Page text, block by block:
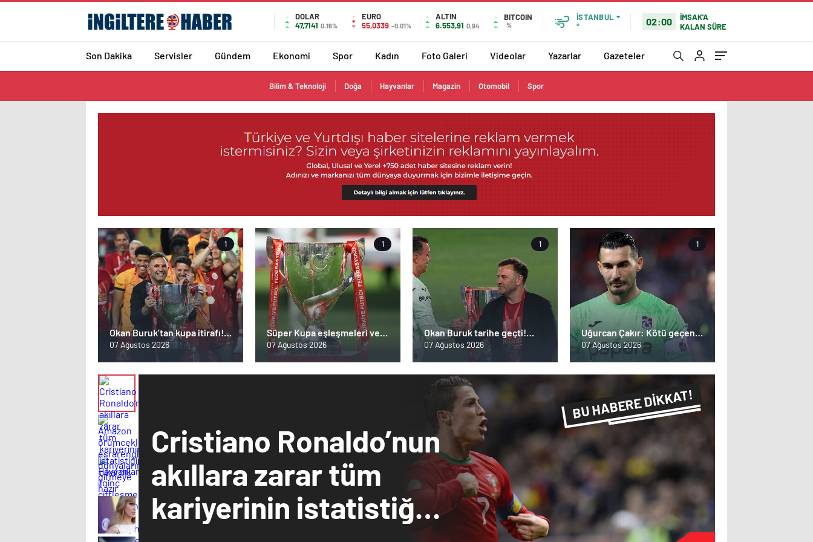
DOLAR
47,7141 0.16%
EURO
55,0339 -0.01%
ALTIN
6.553,91 0,94
BITCOIN
%
İSTANBUL
°
02:00
İMSAK'A
KALAN SÜRE
Son Dakika Servisler Gündem Ekonomi Spor Kadın Foto Galeri Videolar Yazarlar Gazeteler
Bilim & Teknoloji Doğa Hayvanlar Magazin Otomobil Spor
1
Okan Buruk’tan kupa itirafı!
‘Bazı oyuncularımız elendik
diye düşündü’
07 Ağustos 2026
1
Süper Kupa eşleşmeleri ve
Avrupa Ligi yolu belli oldu!
07 Ağustos 2026
1
Okan Buruk tarihe geçti!
Türkiye Kupası’na Türk
teknik adam damgası
07 Ağustos 2026
1
Uğurcan Çakır: Kötü geçen
bir sezon, kabus gibi bitti!
07 Ağustos 2026
Cristiano Ronaldo’nun
akıllara zarar tüm
kariyerinin istatistiğini
SON DAKİKA
FLAŞ FLAŞ...
BU HABERE DİKKAT!